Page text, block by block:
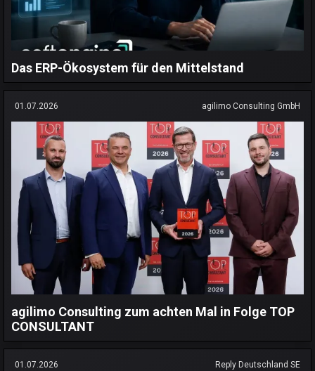
Das ERP-Ökosystem für den Mittelstand
01.07.2026 agilimo Consulting GmbH
agilimo Consulting zum achten Mal in Folge TOP
CONSULTANT
01.07.2026 Reply Deutschland SE